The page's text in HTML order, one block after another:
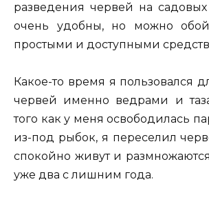
разведения червей на садовых
очень удобны, но можно
простыми и доступными
Какое-то время я пользовался
червей именно ведрами и
того как у меня освободилась
из-под рыбок, я переселил
спокойно живут и
уже два с лишним года.